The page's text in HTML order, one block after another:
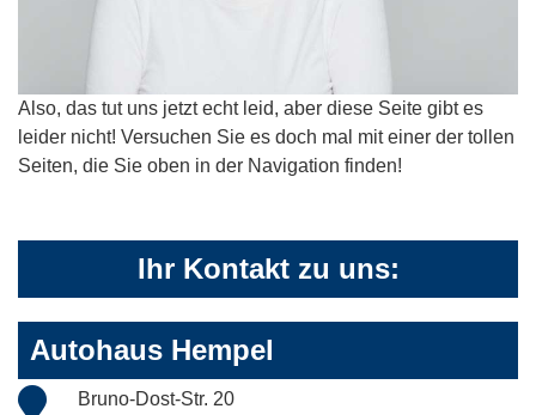
Also, das tut uns jetzt echt leid, aber diese Seite gibt es
leider nicht! Versuchen Sie es doch mal mit einer der tollen
Seiten, die Sie oben in der Navigation finden!
Ihr Kontakt zu uns:
Autohaus Hempel
Bruno-Dost-Str. 20